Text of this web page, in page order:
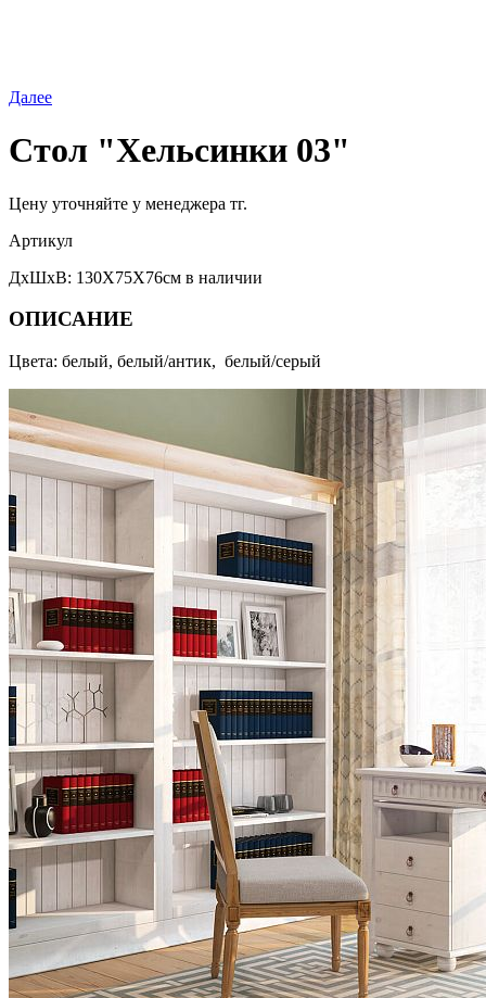
Далее
Стол "Хельсинки 03"
Цену уточняйте у менеджера тг.
Артикул
ДхШхВ: 130Х75Х76см в наличии
ОПИСАНИЕ
Цвета: белый, белый/антик, белый/серый